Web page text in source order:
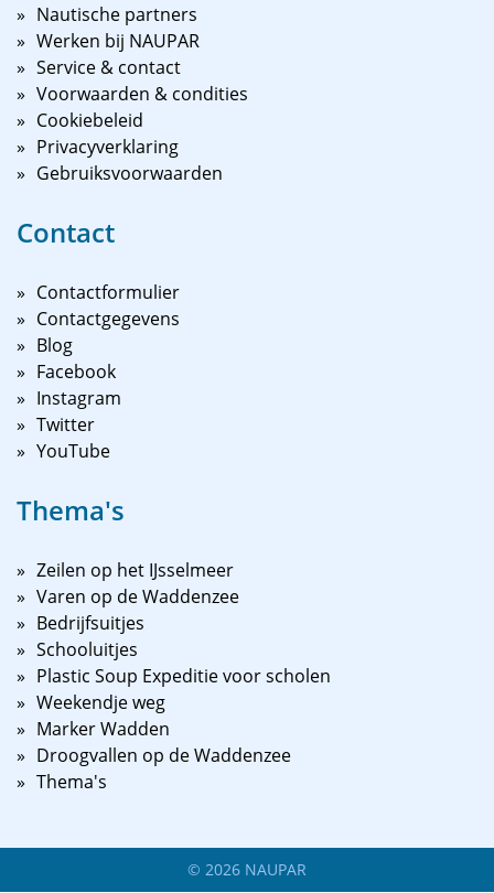
Nautische partners
Werken bij NAUPAR
Service & contact
Voorwaarden & condities
Cookiebeleid
Privacyverklaring
Gebruiksvoorwaarden
Contact
Contactformulier
Contactgegevens
Blog
Facebook
Instagram
Twitter
YouTube
Thema's
Zeilen op het IJsselmeer
Varen op de Waddenzee
Bedrijfsuitjes
Schooluitjes
Plastic Soup Expeditie voor scholen
Weekendje weg
Marker Wadden
Droogvallen op de Waddenzee
Thema's
© 2026 NAUPAR